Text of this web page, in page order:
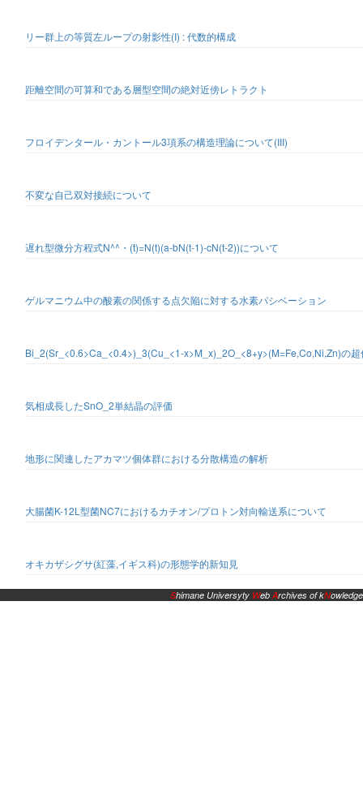
リー群上の等質左ループの射影性(I) : 代数的構成
距離空間の可算和である層型空間の絶対近傍レトラクト
フロイデンタール・カントール3項系の構造理論について(III)
不変な自己双対接続について
遅れ型微分方程式N^^・(t)=N(t)(a-bN(t-1)-cN(t-2))について
ゲルマニウム中の酸素の関係する点欠陥に対する水素パシベーション
Bi_2(Sr_<0.6>Ca_<0.4>)_3(Cu_<1-x>M_x)_2O_<8+y>(M=Fe,Co,Ni,Zn)の
気相成長したSnO_2単結晶の評価
地形に関連したアカマツ個体群における分散構造の解析
大腸菌K-12L型菌NC7におけるカチオン/プロトン対向輸送系について
オキカザシグサ(紅藻,イギス科)の形態学的新知見
Shimane Universyty WebArchives of kNowledge